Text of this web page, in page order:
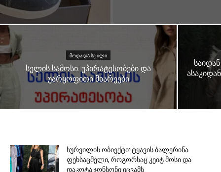
ᲛᲝᲓᲐ ᲓᲐ ᲡᲢᲘᲚᲘ
სელის სამოსი. უპირატესობები და
უარყოფითი მხარეები
სურვილის ობიექტი: ტყავის ბალერინა
ფეხსაცმელი, როგორსაც კეიტ მოსი და
დაკოტა ჯონსონი იცვამს